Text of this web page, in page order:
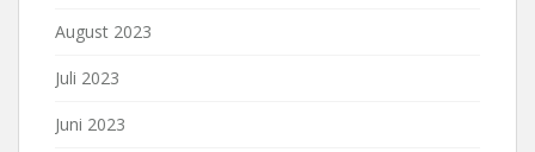
August 2023
Juli 2023
Juni 2023